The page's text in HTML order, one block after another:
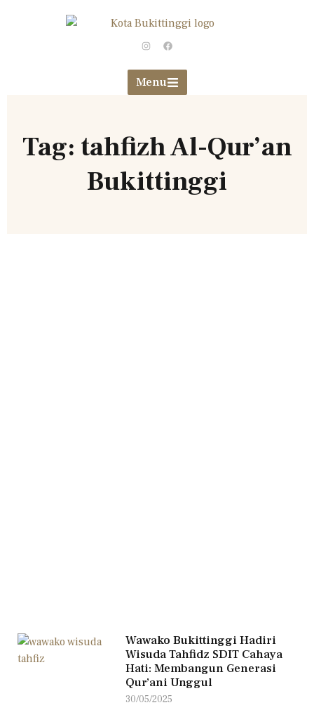
Menu
Tag: tahfizh Al-Qur’an
Bukittinggi
Wawako Bukittinggi Hadiri
Wisuda Tahfidz SDIT Cahaya
Hati: Membangun Generasi
Qur’ani Unggul
30/05/2025